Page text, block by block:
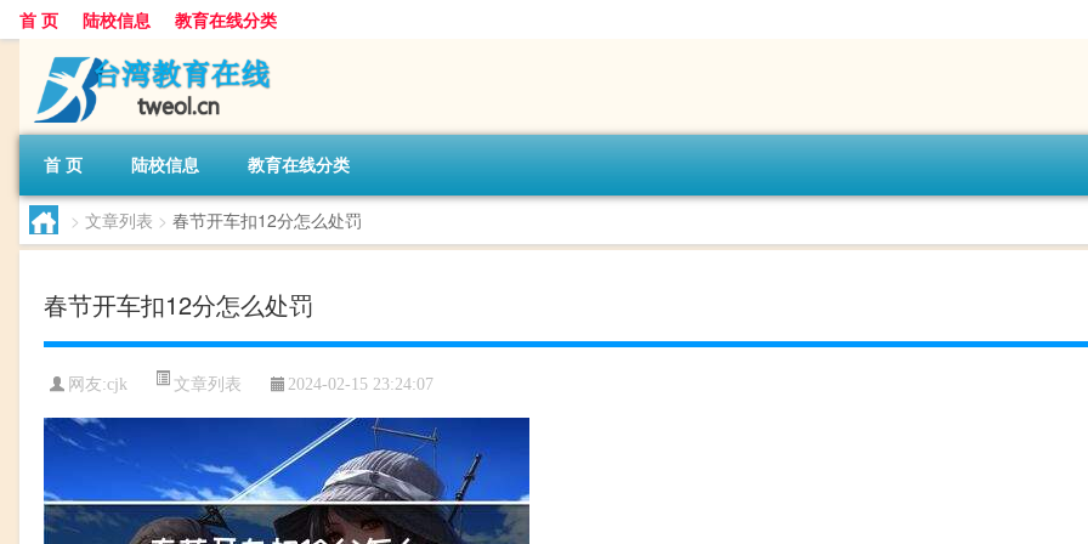
首 页 陆校信息 教育在线分类
首 页 陆校信息 教育在线分类
> 文章列表 > 春节开车扣12分怎么处罚
春节开车扣12分怎么处罚
网友:cjk 文章列表 2024-02-15 23:24:07